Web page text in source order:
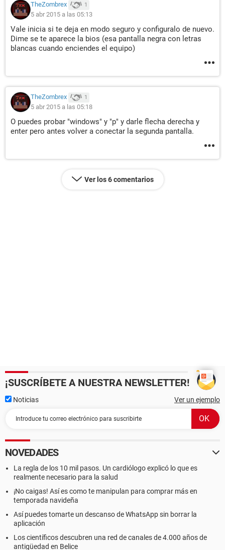
TheZombrex 1
5 abr 2015 a las 05:13
Vale inicia si te deja en modo seguro y configuralo de nuevo.
Dime se te aparece la bios (esa pantalla negra con letras
blancas cuando enciendes el equipo)
TheZombrex 1
5 abr 2015 a las 05:18
O puedes probar "windows" y "p" y darle flecha derecha y
enter pero antes volver a conectar la segunda pantalla.
Ver los 6 comentarios
¡SUSCRÍBETE A NUESTRA NEWSLETTER!
Noticias Ver un ejemplo
NOVEDADES
La regla de los 10 mil pasos. Un cardiólogo explicó lo que es
realmente necesario para la salud
¡No caigas! Así es como te manipulan para comprar más en
temporada navideña
Así puedes tomarte un descanso de WhatsApp sin borrar la
aplicación
Los científicos descubren una red de canales de 4.000 años de
antigüedad en Belice